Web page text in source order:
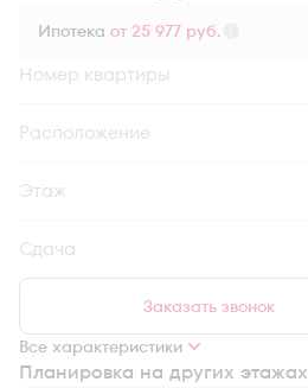
Ипотека от 25 977 руб.
Номер квартиры
Секция
Этаж
Сдача
Заказать звонок
Все характеристики
Планировка на других этажах